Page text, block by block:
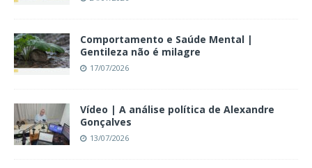
Comportamento e Saúde Mental |
Gentileza não é milagre
17/07/2026
Vídeo | A análise política de Alexandre
Gonçalves
13/07/2026